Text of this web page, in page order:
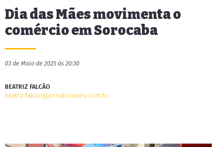
Dia das Mães movimenta o
comércio em Sorocaba
03 de Maio de 2025 às 20:30
BEATRIZ FALCÃO
beatriz.falcao@jornalcruzeiro.com.br